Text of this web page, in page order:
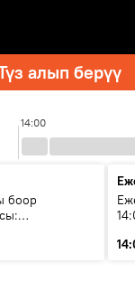
алып берүү
14:00
боор